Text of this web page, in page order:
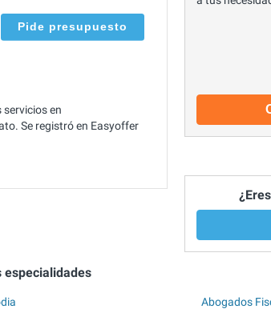
Pide presupuesto
en
Se registró en Easyoffer
especialidades
Abogados